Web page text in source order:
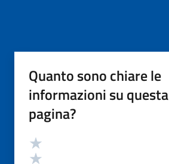
Quanto sono chiare le
informazioni su questa
pagina?
Valutazione